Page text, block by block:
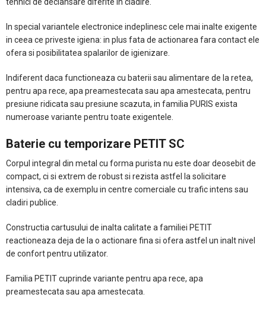
In special variantele electronice indeplinesc cele mai inalte exigente
in ceea ce priveste igiena: in plus fata de actionarea fara contact ele
ofera si posibilitatea spalarilor de igienizare.
Indiferent daca functioneaza cu baterii sau alimentare de la retea,
pentru apa rece, apa preamestecata sau apa amestecata, pentru
presiune ridicata sau presiune scazuta, in familia PURIS exista
numeroase variante pentru toate exigentele.
Baterie cu temporizare PETIT SC
Corpul integral din metal cu forma purista nu este doar deosebit de
compact, ci si extrem de robust si rezista astfel la solicitare
intensiva, ca de exemplu in centre comerciale cu trafic intens sau
cladiri publice.
Constructia cartusului de inalta calitate a familiei PETIT
reactioneaza deja de la o actionare fina si ofera astfel un inalt nivel
de confort pentru utilizator.
Familia PETIT cuprinde variante pentru apa rece, apa
preamestecata sau apa amestecata.